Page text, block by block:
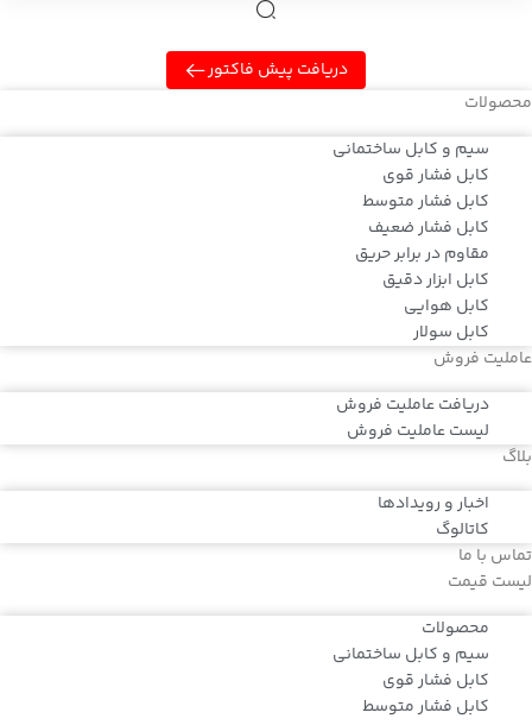
دریافت پیش فاکتور
محصولات
سیم و کابل ساختمانی
کابل فشار قوی
کابل فشار متوسط
کابل فشار ضعیف
مقاوم در برابر حریق
کابل ابزار دقیق
کابل هوایی
کابل سولار
عاملیت فروش
دریافت عاملیت فروش
لیست عاملیت فروش
بلاگ
اخبار و رویدادها
کاتالوگ
تماس با ما
لیست قیمت
محصولات
سیم و کابل ساختمانی
کابل فشار قوی
کابل فشار متوسط